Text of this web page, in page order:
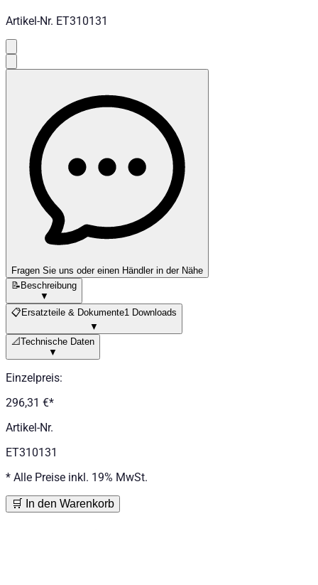
Artikel-Nr. ET310131
Fragen Sie uns oder einen Händler in der Nähe
📝Beschreibung
▼
📋Ersatzteile & Dokumente1 Downloads
▼
📐Technische Daten
▼
Einzelpreis:
296,31 €*
Artikel-Nr.
ET310131
* Alle Preise inkl. 19% MwSt.
🛒 In den Warenkorb